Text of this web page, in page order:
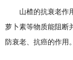
山楂的抗衰老作用
萝卜素等物质能阻断
防衰老、抗癌的作用。